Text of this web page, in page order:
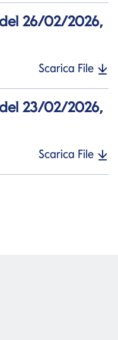
26/02/2026,
Scarica File
23/02/2026,
Scarica File